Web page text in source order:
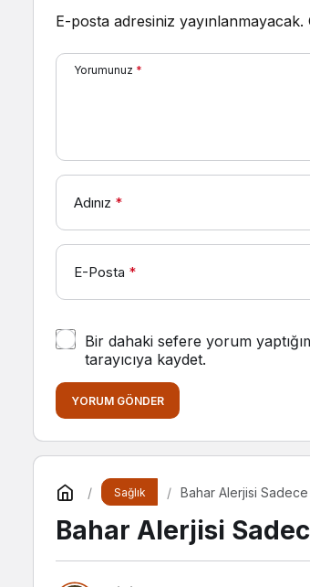
E-posta adresiniz yayınlanmayacak.
Yorumunuz *
Adınız *
E-Posta *
Bir dahaki sefere yorum
tarayıcıya kaydet.
YORUM GÖNDER
Sağlık Bahar Alerjisi
Bahar Alerjisi